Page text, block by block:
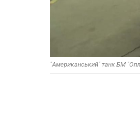
"Американський" танк БМ